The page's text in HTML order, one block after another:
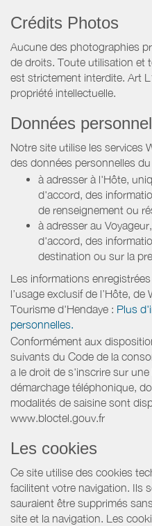
Crédits Photos
Aucune des photographies
de droits. Toute utilisation et
est strictement interdite. Art
propriété intellectuelle.
Données
Notre site utilise les services
des données personnelles
à adresser à l'Hôte,
d'accord, des
de renseignement ou
à adresser au
d'accord, des
destination ou sur la
Les informations
l’usage exclusif de l’Hôte, de
Tourisme d'Hendaye : Plus
personnelles.
Conformément aux
suivants du Code de la
a le droit de s'inscrire sur
démarchage téléphonique,
modalités de saisine sont
www.bloctel.gouv.fr
Les cookies
Ce site utilise des cookies
facilitent votre navigation. Ils
sauraient être supprimés
site et la navigation. Les